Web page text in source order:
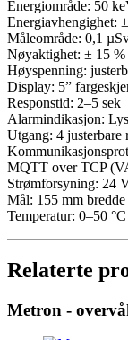
Energiområde: 50
Energiavhengighet:
Måleområde: 0,1
Nøyaktighet: ± 15 %
Høyspenning:
Display: 5”
Responstid: 2–5 sek
Alarmindikasjon:
Utgang: 4 justerbare
MQTT over TCP
Strømforsyning: 24
Mål: 155 mm
Temperatur: 0–50 °C
Relaterte
Metron -